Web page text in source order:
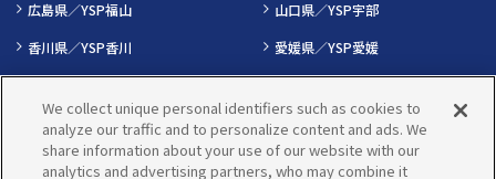
広島県／YSP福山
山口県／YSP宇部
香川県／YSP香川
愛媛県／YSP愛媛
福岡県／YSP筑紫
福岡県／ヤマハ バイクレンタル福
岡空港国際線前
We collect unique personal identifiers such as cookies to
analyze our traffic and to personalize content and ads. We
share information about your use of our website with our
analytics and advertising partners, who may combine it